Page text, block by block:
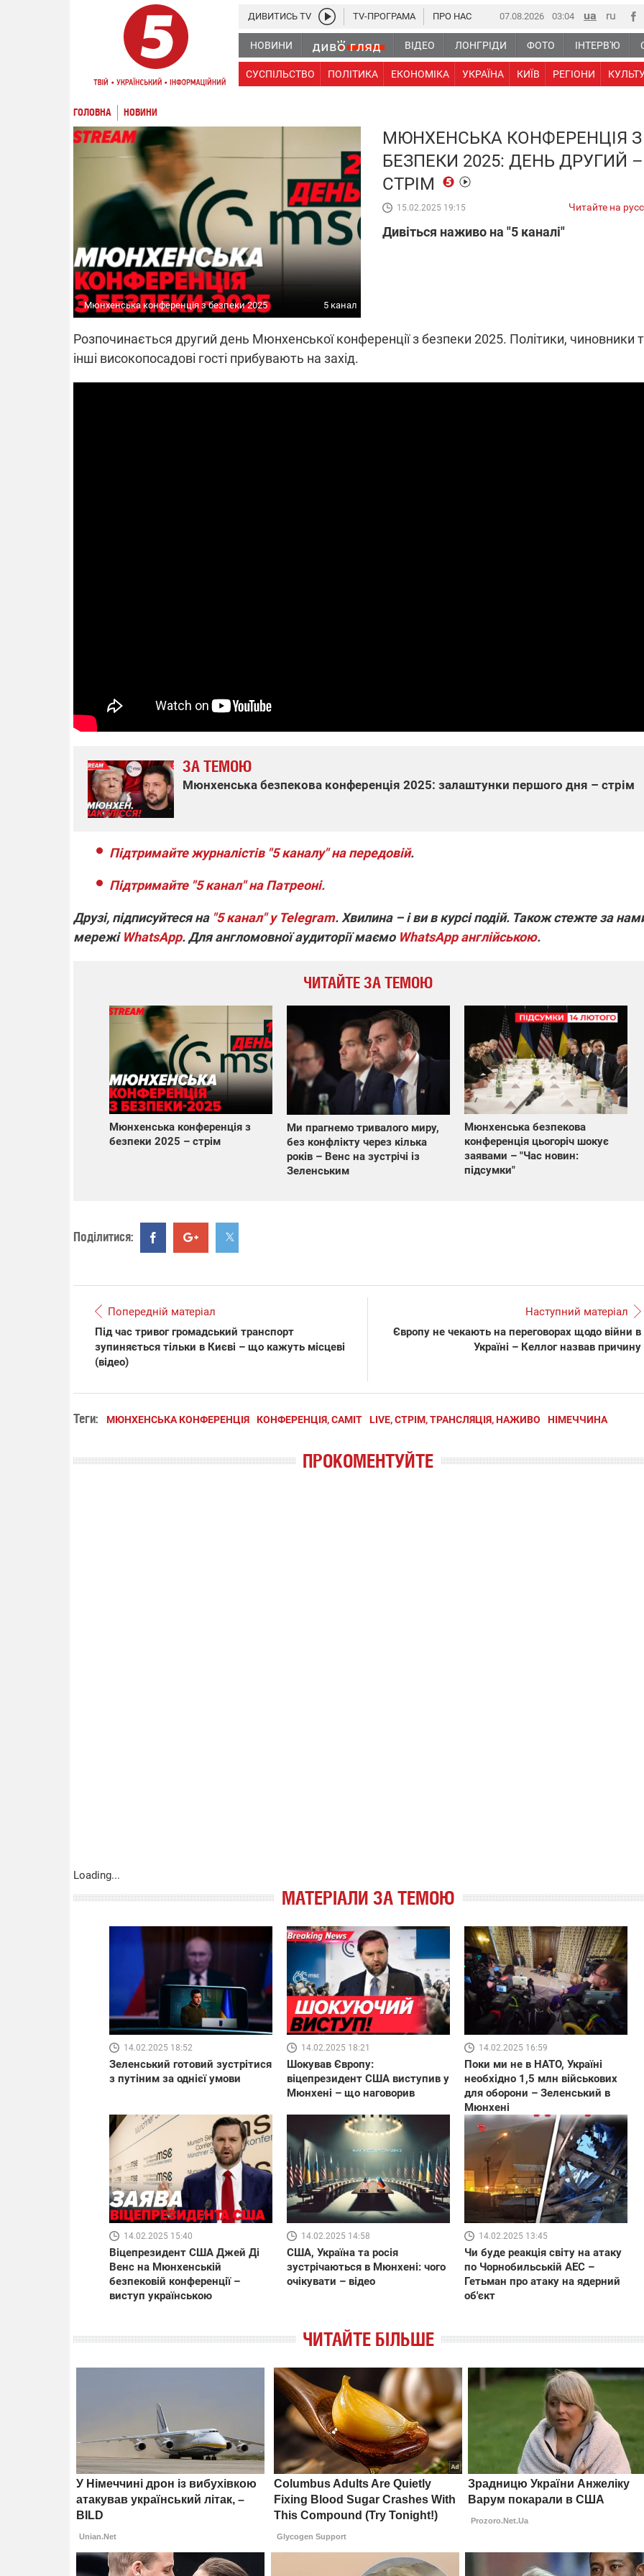
07.08.2026 03:04
НОВИНИ ВІДЕО ЛОНГРІДИ ФОТО ІНТЕРВ'Ю
СУСПІЛЬСТВО ПОЛІТИКА ЕКОНОМІКА УКРАЇНА КИЇВ РЕГІОНИ
ДИВИТИСЬ TV TV-ПРОГРАМА ПРО НАС
ГОЛОВНА НОВИНИ
Мюнхенська конференція з безпеки 2025 5 канал
МЮНХЕНСЬКА КОНФЕРЕНЦІЯ З
БЕЗПЕКИ 2025: ДЕНЬ ДРУГИЙ –
СТРІМ
15.02.2025 19:15 Читайте на
Дивіться наживо на "5 каналі"
Розпочинається другий день Мюнхенської конференції з безпеки 2025. Політики, чиновники
інші високопосадові гості прибувають на захід.
ЗА ТЕМОЮ
Мюнхенська безпекова конференція 2025: залаштунки першого дня – стрім
Підтримайте журналістів "5 каналу" на передовій.
Підтримайте "5 канал" на Патреоні.
Друзі, підписуйтеся на "5 канал" у Telegram. Хвилина – і ви в курсі подій. Також стежте за
мережі WhatsApp. Для англомовної аудиторії маємо WhatsApp англійською.
ЧИТАЙТЕ ЗА ТЕМОЮ
Мюнхенська конференція з
безпеки 2025 – стрім
Ми прагнемо тривалого миру,
без конфлікту через кілька
років – Венс на зустрічі із
Зеленським
Мюнхенська безпекова
конференція цьогоріч шокує
заявами – "Час новин:
підсумки"
Поділитися:
Попередній матеріал
Під час тривог громадський транспорт
зупиняється тільки в Києві – що кажуть місцеві
(відео)
Наступний матеріал
Європу не чекають на переговорах щодо війни в
Україні – Келлог назвав причину
Теги: МЮНХЕНСЬКА КОНФЕРЕНЦІЯ КОНФЕРЕНЦІЯ, САМІТ LIVE, СТРІМ, ТРАНСЛЯЦІЯ, НАЖИВО НІМЕЧЧИНА
ПРОКОМЕНТУЙТЕ
Loading...
МАТЕРІАЛИ ЗА ТЕМОЮ
14.02.2025 18:52
Зеленський готовий зустрітися
з путіним за однієї умови
14.02.2025 18:21
Шокував Європу:
віцепрезидент США виступив у
Мюнхені – що наговорив
14.02.2025 16:59
Поки ми не в НАТО, Україні
необхідно 1,5 млн військових
для оборони – Зеленський в
Мюнхені
14.02.2025 15:40
Віцепрезидент США Джей Ді
Венс на Мюнхенській
безпековій конференції –
виступ українською
14.02.2025 14:58
США, Україна та росія
зустрічаються в Мюнхені: чого
очікувати – відео
14.02.2025 13:45
Чи буде реакція світу на атаку
по Чорнобильській АЕС –
Гетьман про атаку на ядерний
об'єкт
ЧИТАЙТЕ БІЛЬШЕ
ВІДКЛЮЧЕННЯ СВІТЛА В УКРАЇНІ
"Око та щит": дрони,
РЕБ і пікапи – триває
збір коштів на потреби
фронт": стрілецька